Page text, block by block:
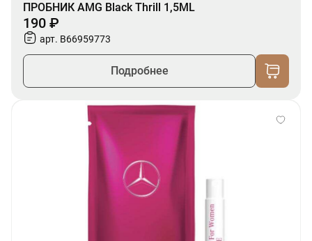
ПРОБНИК AMG Black Thrill 1,5ML
190 ₽
арт. B66959773
Подробнее